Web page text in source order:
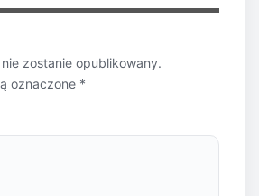
zostanie opublikowany.
oznaczone *